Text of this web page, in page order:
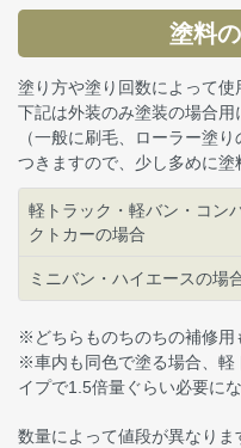
塗料
塗り方や塗り回数によって使
下記は外装のみ塗装の場合用
（一般に刷毛、ローラー塗
つきますので、少し多めに塗
軽トラック・軽バン・コン
クトカーの場合
ミニバン・ハイエースの場
※どちらものちのちの補修用
※車内も同色で塗る場合、軽
イプで1.5倍量ぐらい必要に
数量によって値段が異なり